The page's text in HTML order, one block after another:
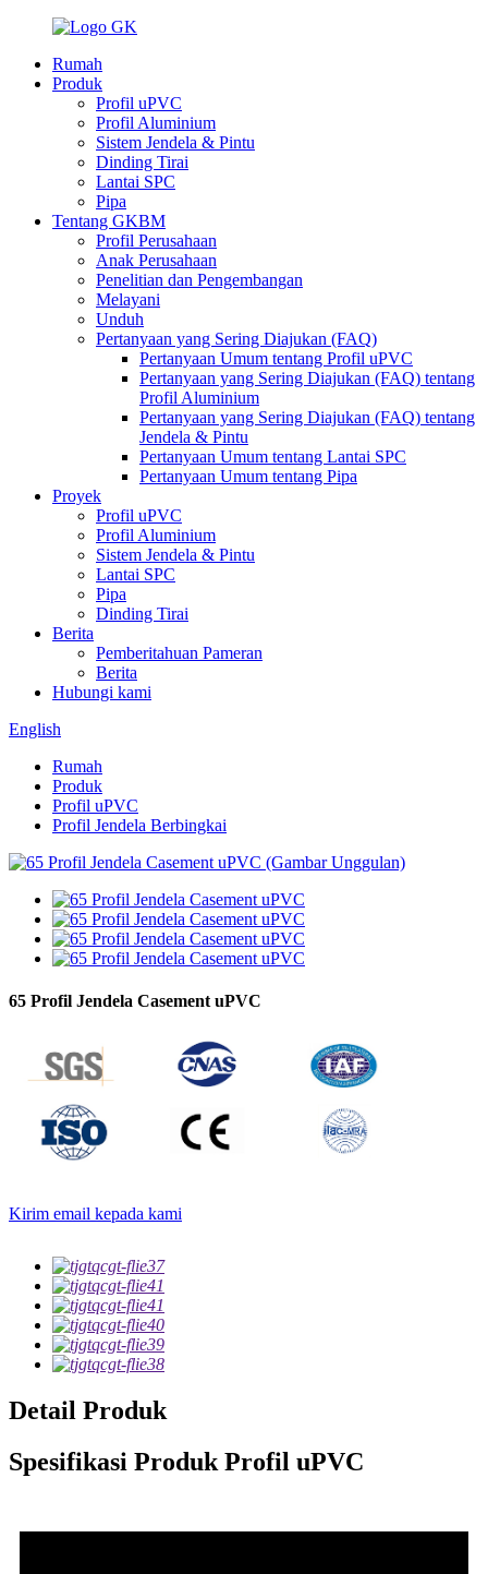
Rumah
Produk
Profil uPVC
Profil Aluminium
Sistem Jendela & Pintu
Dinding Tirai
Lantai SPC
Pipa
Tentang GKBM
Profil Perusahaan
Anak Perusahaan
Penelitian dan Pengembangan
Melayani
Unduh
Pertanyaan yang Sering Diajukan (FAQ)
Pertanyaan Umum tentang Profil uPVC
Pertanyaan yang Sering Diajukan (FAQ) tentang
Profil Aluminium
Pertanyaan yang Sering Diajukan (FAQ) tentang
Jendela & Pintu
Pertanyaan Umum tentang Lantai SPC
Pertanyaan Umum tentang Pipa
Proyek
Profil uPVC
Profil Aluminium
Sistem Jendela & Pintu
Lantai SPC
Pipa
Dinding Tirai
Berita
Pemberitahuan Pameran
Berita
Hubungi kami
English
Rumah
Produk
Profil uPVC
Profil Jendela Berbingkai
65 Profil Jendela Casement uPVC
Kirim email kepada kami
Detail Produk
Spesifikasi Produk Profil uPVC